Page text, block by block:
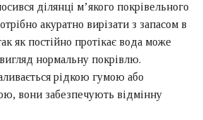
ділянці м’якого покрівельного
акуратно вирізати з запасом в
як постійно протікає вода може
вигляд нормальну покрівлю.
рідкою гумою або
вони забезпечують відмінну